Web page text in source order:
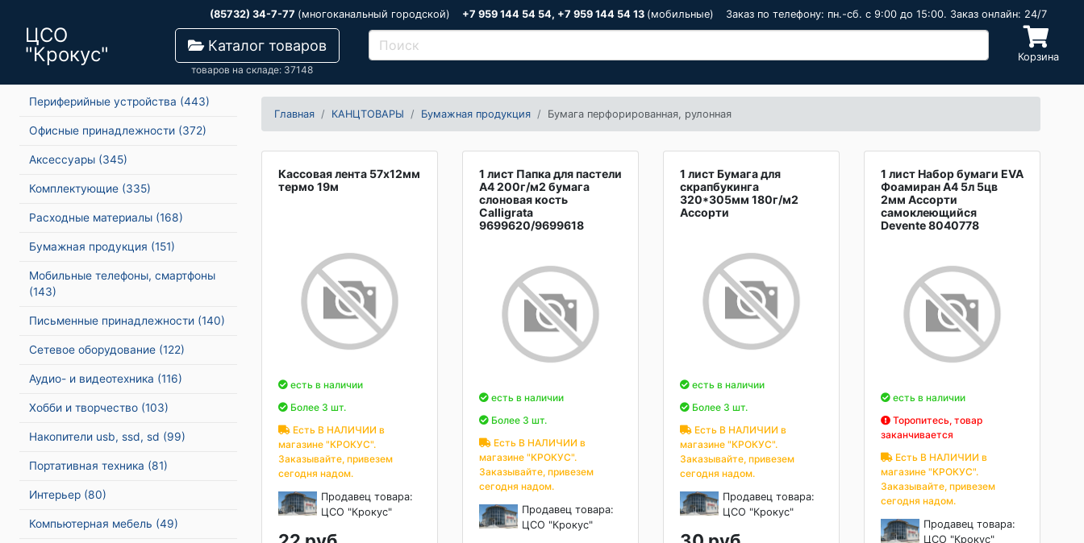
(85732) 34-7-77 (многоканальный городской) +7 959 144 54 54, +7 959 144 54 13 (мобильные) Заказ по телефону: пн.-сб. c 9:00 до 15:00. Заказ онлайн: 24/7
ЦСО
"Крокус"
Каталог товаров
товаров на складе: 37148
Корзина
Периферийные устройства (443)
Офисные принадлежности (372)
Аксессуары (345)
Комплектующие (335)
Расходные материалы (168)
Бумажная продукция (151)
Мобильные телефоны, смартфоны
(143)
Письменные принадлежности (140)
Сетевое оборудование (122)
Аудио- и видеотехника (116)
Хобби и творчество (103)
Накопители usb, ssd, sd (99)
Портативная техника (81)
Интерьер (80)
Компьютерная мебель (49)
Главная КАНЦТОВАРЫ Бумажная продукция Бумага перфорированная, рулонная
Кассовая лента 57х12мм
термо 19м
есть в наличии
Более 3 шт.
Есть В НАЛИЧИИ в
магазине "КРОКУС".
Заказывайте, привезем
сегодня надом.
Продавец товара:
ЦСО "Крокус"
1 лист Папка для пастели
А4 200г/м2 бумага
слоновая кость
Calligrata
9699620/9699618
есть в наличии
Более 3 шт.
Есть В НАЛИЧИИ в
магазине "КРОКУС".
Заказывайте, привезем
сегодня надом.
Продавец товара:
ЦСО "Крокус"
1 лист Бумага для
скрапбукинга
320*305мм 180г/м2
Ассорти
есть в наличии
Более 3 шт.
Есть В НАЛИЧИИ в
магазине "КРОКУС".
Заказывайте, привезем
сегодня надом.
Продавец товара:
ЦСО "Крокус"
1 лист Набор бумаги EVA
Фоамиран А4 5л 5цв
2мм Ассорти
самоклеющийся
Devente 8040778
есть в наличии
Торопитесь, товар
заканчивается
Есть В НАЛИЧИИ в
магазине "КРОКУС".
Заказывайте, привезем
сегодня надом.
Продавец товара:
ЦСО "Крокус"